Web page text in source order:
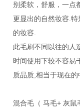
别柔软，舒服，一点
更显出的自然妆容.
的妆容.
此毛刷不同以往的人
时间使用下较不容易
质品质,相当于现在
混合毛（ 马毛+ 灰